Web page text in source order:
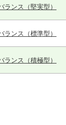
ンス（堅実型）
ンス（標準型）
ンス（積極型）